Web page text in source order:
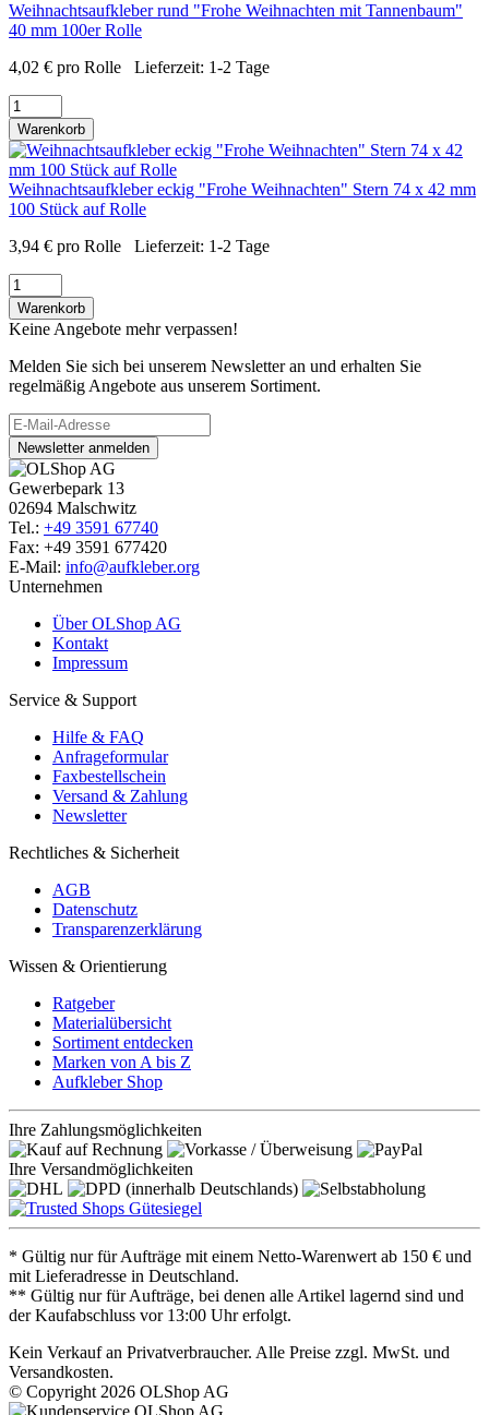
Weihnachtsaufkleber rund "Frohe Weihnachten mit Tannenbaum"
40 mm 100er Rolle
4,02 € pro Rolle Lieferzeit: 1-2 Tage
Warenkorb
Weihnachtsaufkleber eckig "Frohe Weihnachten" Stern 74 x 42 mm
100 Stück auf Rolle
3,94 € pro Rolle Lieferzeit: 1-2 Tage
Warenkorb
Keine Angebote mehr verpassen!
Melden Sie sich bei unserem Newsletter an und erhalten Sie
regelmäßig Angebote aus unserem Sortiment.
Newsletter anmelden
Gewerbepark 13
02694 Malschwitz
Tel.: +49 3591 67740
Fax: +49 3591 677420
E-Mail: info@aufkleber.org
Unternehmen
Über OLShop AG
Kontakt
Impressum
Service & Support
Hilfe & FAQ
Anfrageformular
Faxbestellschein
Versand & Zahlung
Newsletter
Rechtliches & Sicherheit
AGB
Datenschutz
Transparenzerklärung
Wissen & Orientierung
Ratgeber
Materialübersicht
Sortiment entdecken
Marken von A bis Z
Aufkleber Shop
Ihre Zahlungsmöglichkeiten
Ihre Versandmöglichkeiten
* Gültig nur für Aufträge mit einem Netto-Warenwert ab 150 € und
mit Lieferadresse in Deutschland.
** Gültig nur für Aufträge, bei denen alle Artikel lagernd sind und
der Kaufabschluss vor 13:00 Uhr erfolgt.
Kein Verkauf an Privatverbraucher. Alle Preise zzgl. MwSt. und
Versandkosten.
© Copyright 2026 OLShop AG